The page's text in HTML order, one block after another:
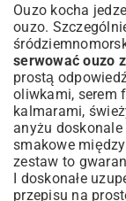
Ouzo kocha
ouzo.
serwować ouzo
prostą
oliwkami, serem
kalmarami,
anyżu
smakowe
zestaw to
I doskonałe
przepisu na